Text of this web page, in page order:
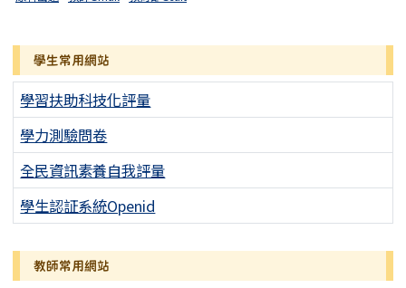
學生常用網站
學習扶助科技化評量
學力測驗問卷
全民資訊素養自我評量
學生認証系統Openid
教師常用網站